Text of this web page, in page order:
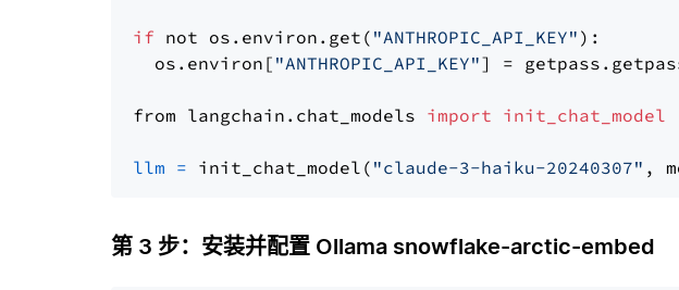
if not os.environ.get( "ANTHROPIC_API_KEY" ):
  os.environ[
"ANTHROPIC_API_KEY"] =
from langchain.chat_models import init_chat_model
llm = init_chat_model( "claude-3-haiku-20240307" ,
第 3 步：安装并配置 Ollama snowflake-arctic-embed